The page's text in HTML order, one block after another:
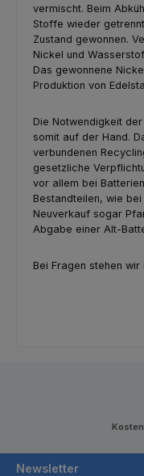
vermischt. Beim
Stoffe wieder
Zustand gewonnen.
Nickel und
Das gewonnene
Produktion von
Die Notwendigkeit
somit auf der Hand.
verbundenen
gesetzliche
vor allem bei
Bestandteilen, wie
Neuverkauf sogar
Abgabe einer Alt-
Bei Fragen stehen wir
Newsletter